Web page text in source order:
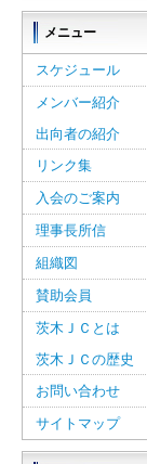
メニュー
スケジュール
メンバー紹介
出向者の紹介
リンク集
入会のご案内
理事長所信
組織図
賛助会員
茨木ＪＣとは
茨木ＪＣの歴史
お問い合わせ
サイトマップ